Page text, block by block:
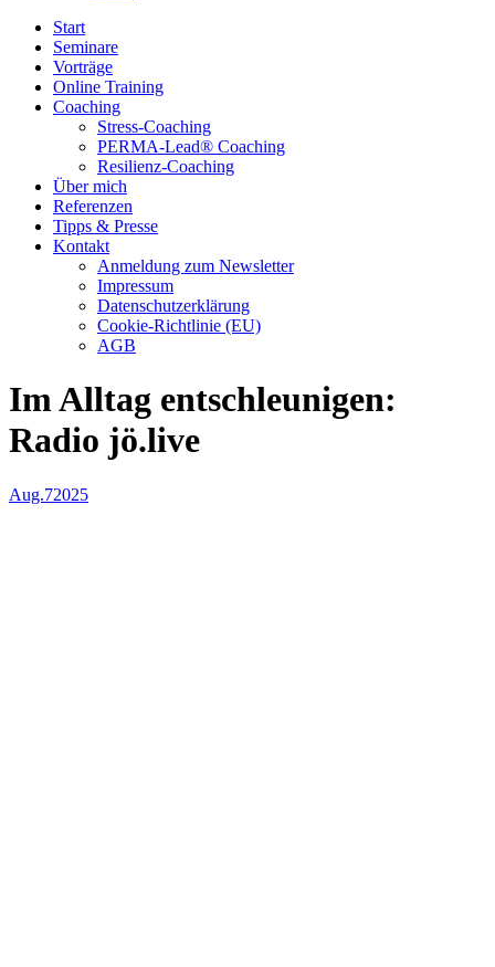
Start
Seminare
Vorträge
Online Training
Coaching
Stress-Coaching
PERMA-Lead® Coaching
Resilienz-Coaching
Über mich
Referenzen
Tipps & Presse
Kontakt
Anmeldung zum Newsletter
Impressum
Datenschutzerklärung
Cookie-Richtlinie (EU)
AGB
Im Alltag entschleunigen:
Radio jö.live
Aug.72025